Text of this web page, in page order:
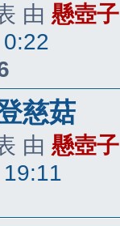
由 懸壺子
慈菇
由 懸壺子